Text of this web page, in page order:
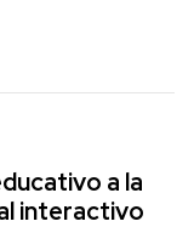
a la
interactivo